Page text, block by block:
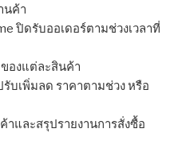
นค้า
ปิดรับออเดอร์ตามช่วงเวลาที่
องแต่ละสินค้า
บเพิ่มลด ราคาตามช่วง หรือ
าและสรุปรายงานการสั่งซื้อ